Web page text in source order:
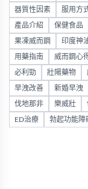
器質性因素 服用方
產品介紹 保健食品
果凍威而鋼 印度神
用藥指南 威而鋼心
必利勁 壯陽藥物
早洩改善 新婚早洩
伐地那非 樂威壯
ED治療 勃起功能障